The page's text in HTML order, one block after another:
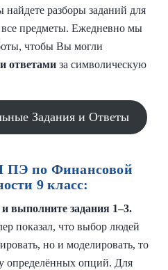
разборы заданий для
все предметы. Ежедневно мы
чтобы Вы могли
ответами за символическую
Задания и Ответы
по Финансовой
9 класс:
выполните задания 1–3.
показал, что выбор людей
но и моделировать, то
определённых опций. Для